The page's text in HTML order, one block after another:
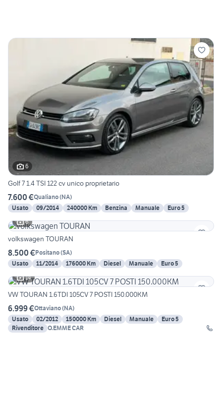
6
Golf 7 1.4 TSI 122 cv unico proprietario
7.600 €Qualiano(NA)
Usato
09/2014 240000 Km Benzina Manuale
Euro 5
6
volkswagen TOURAN
8.500 €Positano(SA)
Usato
11/2014 176000 Km Diesel Manuale
Euro 5
14
VW TOURAN 1.6TDI 105CV 7 POSTI 150.000KM
6.999 €Ottaviano(NA)
Usato
02/2012 150000 Km Diesel Manuale
Euro 5
Rivenditore O.EMME CAR